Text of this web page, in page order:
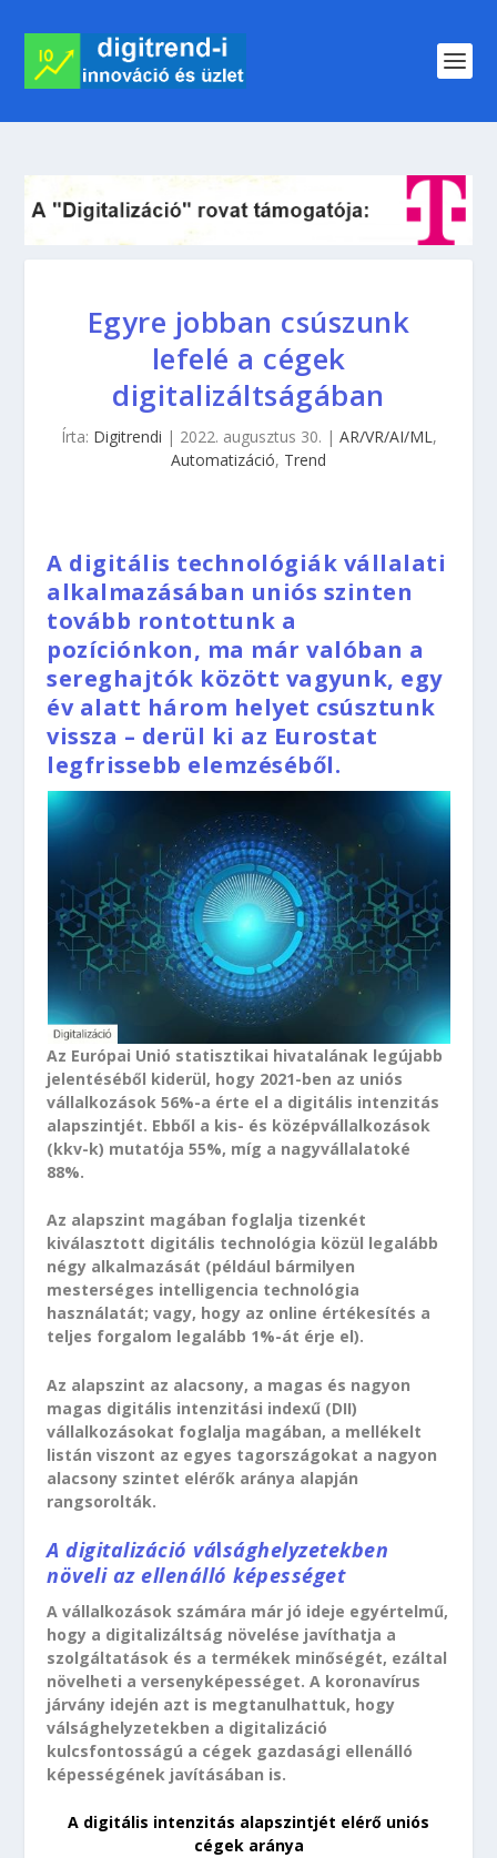
Egyre jobban csúszunk
lefelé a cégek
digitalizáltságában
Írta: Digitrendi | 2022. augusztus 30. | AR/VR/AI/ML,
Automatizáció, Trend
A digitális technológiák vállalati
alkalmazásában uniós szinten
tovább rontottunk a
pozíciónkon, ma már valóban a
sereghajtók között vagyunk, egy
év alatt három helyet csúsztunk
vissza – derül ki az Eurostat
legfrissebb elemzéséből.
Az Európai Unió statisztikai hivatalának legújabb
jelentéséből kiderül, hogy 2021-ben az uniós
vállalkozások 56%-a érte el a digitális intenzitás
alapszintjét. Ebből a kis- és középvállalkozások
(kkv-k) mutatója 55%, míg a nagyvállalatoké
88%.
Az alapszint magában foglalja tizenkét
kiválasztott digitális technológia közül legalább
négy alkalmazását (például bármilyen
mesterséges intelligencia technológia
használatát; vagy, hogy az online értékesítés a
teljes forgalom legalább 1%-át érje el).
Az alapszint az alacsony, a magas és nagyon
magas digitális intenzitási indexű (DII)
vállalkozásokat foglalja magában, a mellékelt
listán viszont az egyes tagországokat a nagyon
alacsony szintet elérők aránya alapján
rangsorolták.
A digitalizáció válsághelyzetekben
növeli az ellenálló képességet
A vállalkozások számára már jó ideje egyértelmű,
hogy a digitalizáltság növelése javíthatja a
szolgáltatások és a termékek minőségét, ezáltal
növelheti a versenyképességet. A koronavírus
járvány idején azt is megtanulhattuk, hogy
válsághelyzetekben a digitalizáció
kulcsfontosságú a cégek gazdasági ellenálló
képességének javításában is.
A digitális intenzitás alapszintjét elérő uniós
cégek aránya